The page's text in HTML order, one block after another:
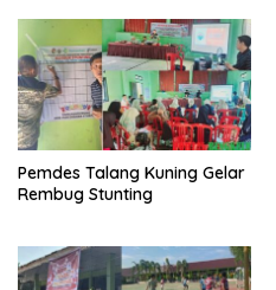
Pemdes Talang Kuning Gelar
Rembug Stunting